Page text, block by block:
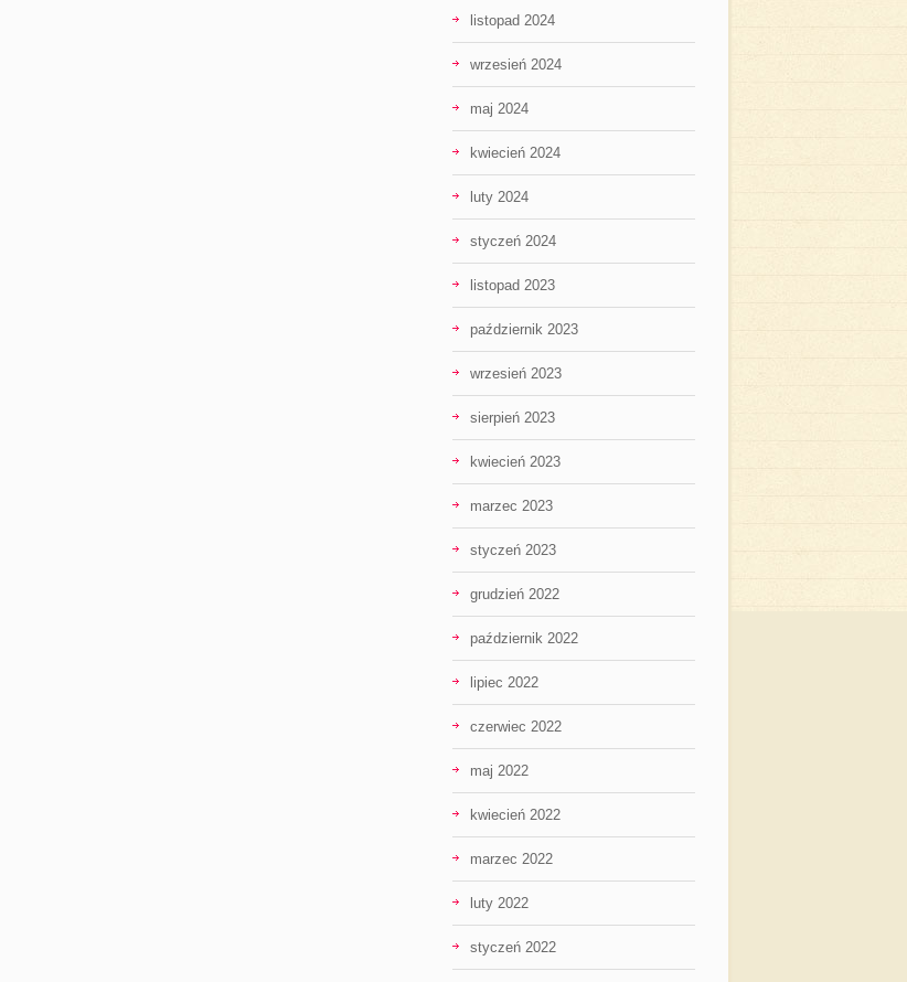
listopad 2024
wrzesień 2024
maj 2024
kwiecień 2024
luty 2024
styczeń 2024
listopad 2023
październik 2023
wrzesień 2023
sierpień 2023
kwiecień 2023
marzec 2023
styczeń 2023
grudzień 2022
październik 2022
lipiec 2022
czerwiec 2022
maj 2022
kwiecień 2022
marzec 2022
luty 2022
styczeń 2022